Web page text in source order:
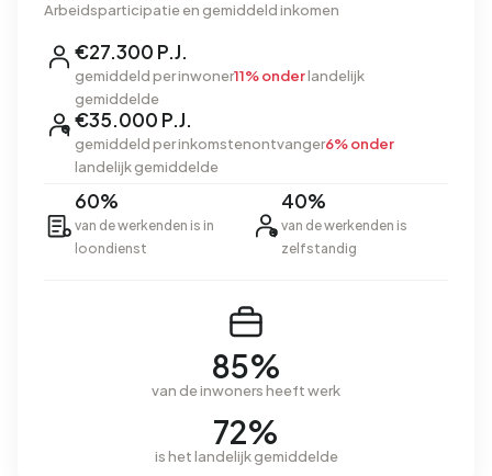
Arbeidsparticipatie en gemiddeld inkomen
€27.300 P.J.
gemiddeld per inwoner11% onderlandelijk
gemiddelde
€35.000 P.J.
gemiddeld per inkomstenontvanger6% onder
landelijk gemiddelde
60%
van de werkenden is in
loondienst
40%
van de werkenden is
zelfstandig
85%
van de inwoners heeft werk
72%
is het landelijk gemiddelde